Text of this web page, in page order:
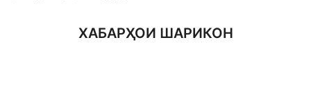
ХАБАРҲОИ ШАРИКОН